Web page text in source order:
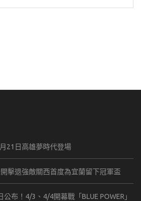
21日高雄夢時代登場
擊退強敵關西首度為宜蘭留下冠軍盃
布！4/3、4/4開幕戰「BLUE POWER」